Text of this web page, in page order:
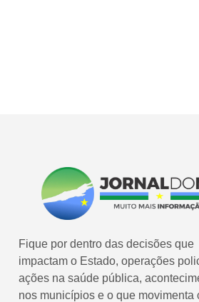
Fique por dentro das decisões que
impactam o Estado, operações
ações na saúde pública,
nos municípios e o que movimenta